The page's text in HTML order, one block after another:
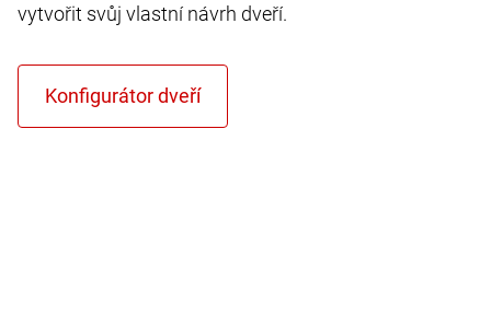
vytvořit svůj vlastní návrh dveří.